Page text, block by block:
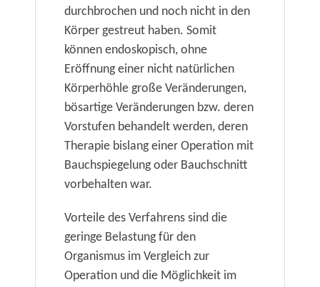
durchbrochen und noch nicht in den
Körper gestreut haben. Somit
können endoskopisch, ohne
Eröffnung einer nicht natürlichen
Körperhöhle große Veränderungen,
bösartige Veränderungen bzw. deren
Vorstufen behandelt werden, deren
Therapie bislang einer Operation mit
Bauchspiegelung oder Bauchschnitt
vorbehalten war.
Vorteile des Verfahrens sind die
geringe Belastung für den
Organismus im Vergleich zur
Operation und die Möglichkeit im